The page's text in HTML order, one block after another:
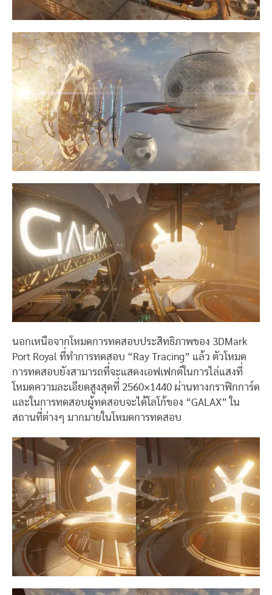
นอกเหนือจากโหมดการทดสอบประสิทธิภาพของ 3DMark
Port Royal ที่ทำการทดสอบ “Ray Tracing” แล้ว ตัวโหมด
การทดสอบยังสามารถที่จะแสดงเอฟเฟกต์ในการไล่แสงที่
โหมดความละเอียดสูงสุดที่ 2560×1440 ผ่านทางกราฟิกการ์ด
และในการทดสอบผู้ทดสอบจะได้โลโก้ของ “GALAX” ใน
สถานที่ต่างๆ มากมายในโหมดการทดสอบ